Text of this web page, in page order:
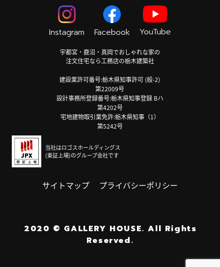
Instagram Facebook YouTube
宇都宮・鹿沼・真岡でおしゃれな家の
注文住宅なら工務店の栃木建築社
建設業許可番号:栃木県知事許可 (般-2)
第22009号
設計事務所登録番号:栃木県知事登録 Bハ
第4202号
宅地建物取引業免許:栃木県知事（1）
第5242号
当社はロゴスホールディングス
(東証上場)のグループ会社です
サイトマップ プライバシーポリシー
2020 © GALLERY HOUSE. All Rights
Reserved.